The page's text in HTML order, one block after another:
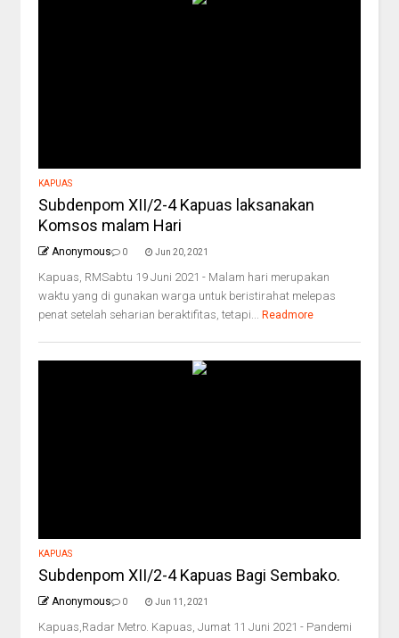
KAPUAS
Subdenpom XII/2-4 Kapuas laksanakan
Komsos malam Hari
Anonymous 0 Jun 20, 2021
Kapuas, RMSabtu 19 Juni 2021 - Malam hari merupakan
waktu yang di gunakan warga untuk beristirahat melepas
penat setelah seharian beraktifitas, tetapi... Readmore
KAPUAS
Subdenpom XII/2-4 Kapuas Bagi Sembako.
Anonymous 0 Jun 11, 2021
Kapuas,Radar Metro. Kapuas, Jumat 11 Juni 2021 - Pandemi